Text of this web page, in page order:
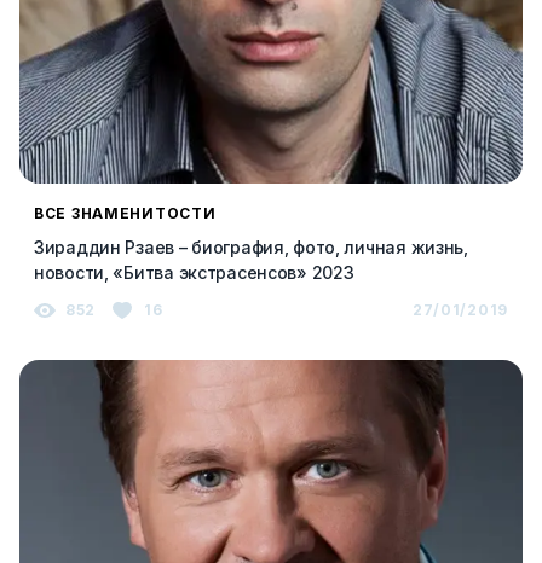
ВСЕ ЗНАМЕНИТОСТИ
Зираддин Рзаев – биография, фото, личная жизнь,
новости, «Битва экстрасенсов» 2023
852 16 27/01/2019